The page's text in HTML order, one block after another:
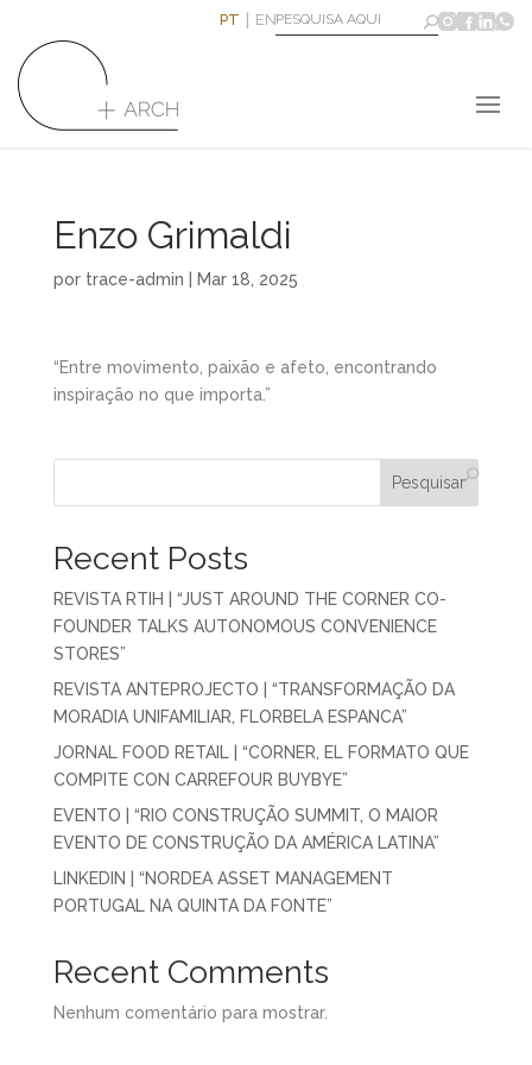
PT EN
Enzo Grimaldi
por trace-admin Mar 18, 2025
“Entre movimento, paixão e afeto, encontrando
inspiração no que importa.”
Pesquisar
Recent Posts
REVISTA RTIH | “JUST AROUND THE CORNER CO-
FOUNDER TALKS AUTONOMOUS CONVENIENCE
STORES”
REVISTA ANTEPROJECTO | “TRANSFORMAÇÃO DA
MORADIA UNIFAMILIAR, FLORBELA ESPANCA”
JORNAL FOOD RETAIL | “CORNER, EL FORMATO QUE
COMPITE CON CARREFOUR BUYBYE”
EVENTO | “RIO CONSTRUÇÃO SUMMIT, O MAIOR
EVENTO DE CONSTRUÇÃO DA AMÉRICA LATINA”
LINKEDIN | “NORDEA ASSET MANAGEMENT
PORTUGAL NA QUINTA DA FONTE”
Recent Comments
Nenhum comentário para mostrar.